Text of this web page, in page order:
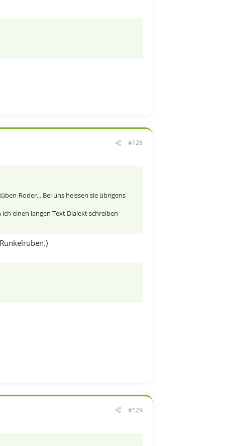
#128
Roder... Bei uns heissen sie übrigens
einen langen Text Dialekt schreiben
#129